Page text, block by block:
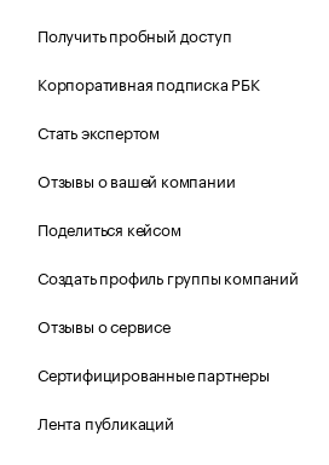
Получить пробный доступ
Корпоративная подписка РБК
Стать экспертом
Отзывы о вашей компании
Поделиться кейсом
Создать профиль группы компаний
Отзывы о сервисе
Сертифицированные партнеры
Лента публикаций